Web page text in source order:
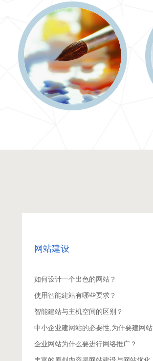
网站建设
如何设计一个出色的网站？
使用智能建站有哪些要求？
智能建站与主机空间的区别？
中小企业建网站的必要性,为什要建网站
企业网站为什么要进行网络推广？